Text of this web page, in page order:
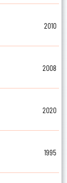
2010
2008
2020
1995